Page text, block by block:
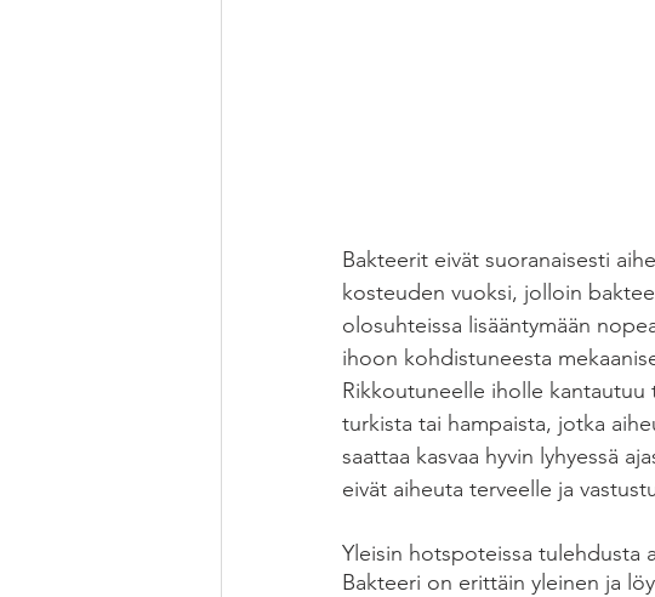
Bakteerit eivät suoranaisesti
kosteuden vuoksi, jolloin
olosuhteissa lisääntymään
ihoon kohdistuneesta
Rikkoutuneelle iholle kantautuu
turkista tai hampaista, jotka
saattaa kasvaa hyvin lyhyessä
eivät aiheuta terveelle ja
Yleisin hotspoteissa tulehdusta
Bakteeri on erittäin yleinen ja